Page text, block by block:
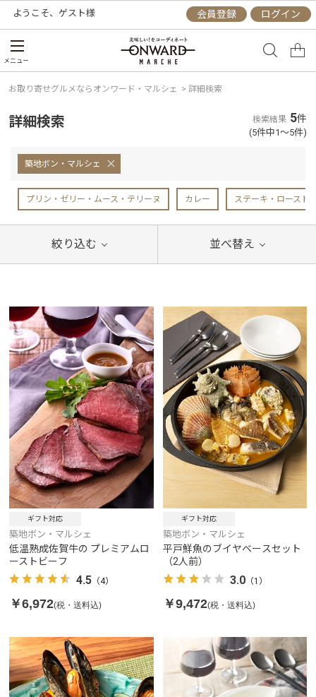
ようこそ、 ゲスト様 会員登録 ログイン
メニュー
お取り寄せグルメならオンワード・マルシェ > 詳細検索
詳細検索 検索結果 5件
(5件中1～5件)
築地ボン・マルシェ
プリン・ゼリー・ムース・テリーヌ カレー ステーキ・ロースト
絞り込む 並べ替え
ギフト対応
築地ボン・マルシェ
低温熟成佐賀牛の プレミアムロ
ーストビーフ
4.5 （4）
￥6,972(税・送料込)
ギフト対応
築地ボン・マルシェ
平戸鮮魚のブイヤベースセット
（2人前）
3.0（1）
￥9,472(税・送料込)